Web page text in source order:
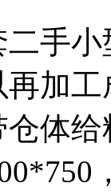
手
加
体